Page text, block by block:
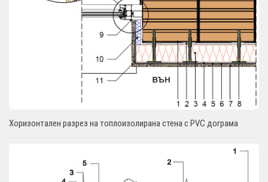
Хоризонтален разрез на топлоизолирана стена с PVC дограма